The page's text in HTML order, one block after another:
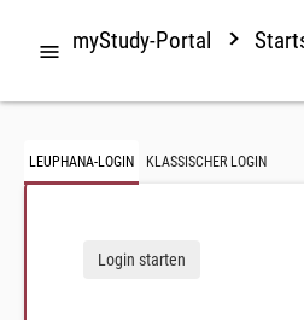
myStudy-Portal

LEUPHANA-LOGIN KLASSISCHER LOGIN
Login starten